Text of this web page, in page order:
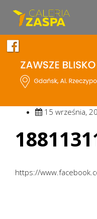
15 września,
https://